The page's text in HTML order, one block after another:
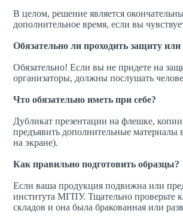
В целом, решение является
дополнительное время, если вы
Обязательно ли проходить защиту
Обязательно! Если вы не придете на
организаторы, должны послушать
Что обязательно иметь при себе?
Дубликат презентации на флешке,
предъявить дополнительные материалы
на экране).
Как правильно подготовить образцы?
Если ваша продукция подвижна или
института МГПУ. Тщательно проверьте
складов и она была бракованная или